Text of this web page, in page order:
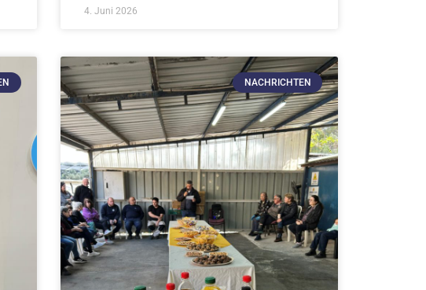
4. Juni 2026
NACHRICHTEN